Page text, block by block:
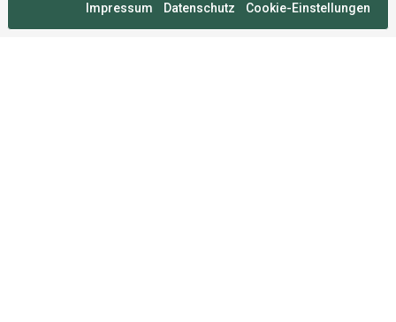
Impressum Datenschutz Cookie-Einstellungen